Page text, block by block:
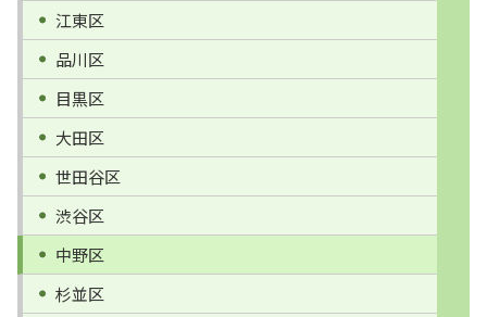
江東区
品川区
目黒区
大田区
世田谷区
渋谷区
中野区
杉並区